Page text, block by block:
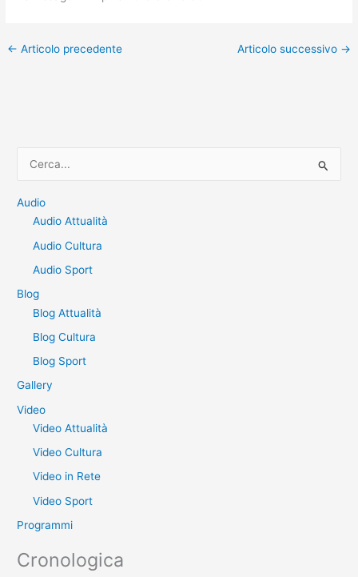
← Articolo precedente Articolo successivo →
r
Audio
Audio Attualità
Audio Cultura
Audio Sport
Blog
Blog Attualità
Blog Cultura
Blog Sport
Gallery
Video
Video Attualità
Video Cultura
Video in Rete
Video Sport
Programmi
Cronologica